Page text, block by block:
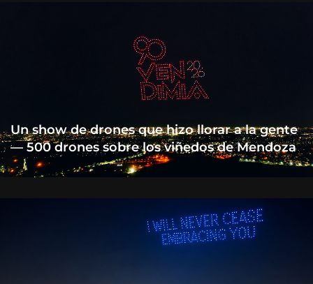
Un show de drones que hizo llorar a la gente
— 500 drones sobre los viñedos de Mendoza